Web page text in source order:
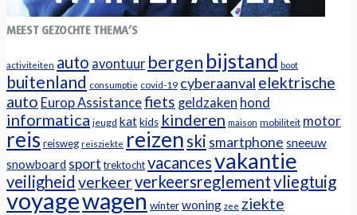
MEEST GEZOCHTE THEMA’S
activiteiten auto avontuur bergen bijstand boot
buitenland consumptie covid-19 cyberaanval elektrische
auto Europ Assistancefiets geldzaken hond
informatica jeugd katkids kinderen maison mobiliteit motor
reis reisweg reisziekte reizen ski smartphone sneeuw
snowboard sport trektochtvacancesvakantie
veiligheid verkeerverkeersreglementvliegtuig
voyagewagenwinterwoning zee ziekte